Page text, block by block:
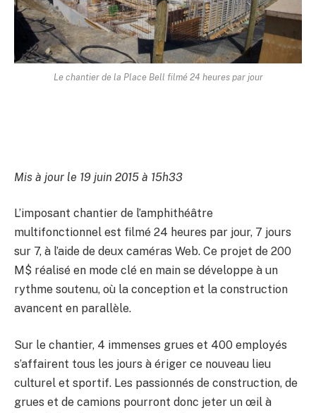
Le chantier de la Place Bell filmé 24 heures par jour
Mis à jour le 19 juin 2015 à 15h33
L’imposant chantier de l’amphithéâtre
multifonctionnel est filmé 24 heures par jour, 7 jours
sur 7, à l’aide de deux caméras Web. Ce projet de 200
M$ réalisé en mode clé en main se développe à un
rythme soutenu, où la conception et la construction
avancent en parallèle.
Sur le chantier, 4 immenses grues et 400 employés
s’affairent tous les jours à ériger ce nouveau lieu
culturel et sportif. Les passionnés de construction, de
grues et de camions pourront donc jeter un œil à